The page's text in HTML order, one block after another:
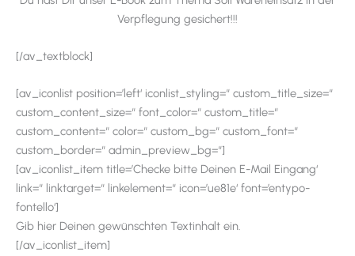
Verpflegung gesichert!!!
[/av_textblock]
[av_iconlist position=’left‘ iconlist_styling=“ custom_title_size=“
custom_content_size=“ font_color=“ custom_title=“
custom_content=“ color=“ custom_bg=“ custom_font=“
custom_border=“ admin_preview_bg=“]
[av_iconlist_item title=’Checke bitte Deinen E-Mail Eingang‘
link=“ linktarget=“ linkelement=“ icon=’ue81e‘ font=’entypo-
fontello‘]
Gib hier Deinen gewünschten Textinhalt ein.
[/av_iconlist_item]